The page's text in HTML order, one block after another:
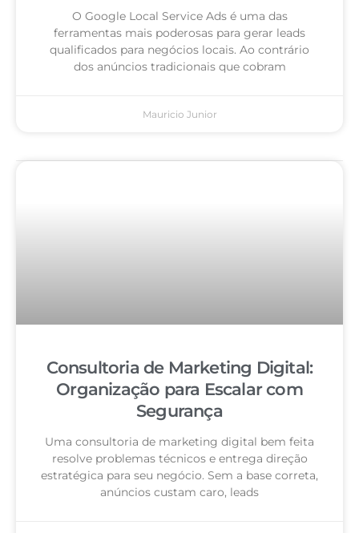
O Google Local Service Ads é uma das
ferramentas mais poderosas para gerar leads
qualificados para negócios locais. Ao contrário
dos anúncios tradicionais que cobram
Mauricio Junior
Consultoria de Marketing Digital:
Organização para Escalar com
Segurança
Uma consultoria de marketing digital bem feita
resolve problemas técnicos e entrega direção
estratégica para seu negócio. Sem a base correta,
anúncios custam caro, leads